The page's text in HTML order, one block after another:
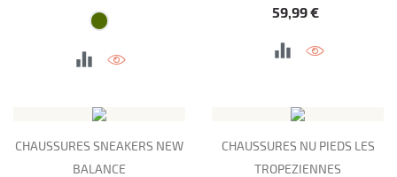
Prix
59,99 €
CHAUSSURES SNEAKERS NEW
BALANCE
CHAUSSURES NU PIEDS LES
TROPEZIENNES